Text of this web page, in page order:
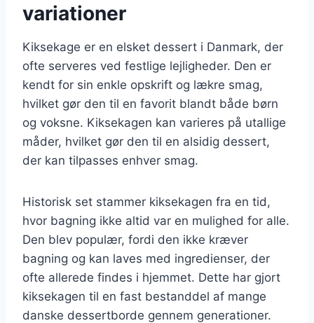
variationer
Kiksekage er en elsket dessert i Danmark, der
ofte serveres ved festlige lejligheder. Den er
kendt for sin enkle opskrift og lækre smag,
hvilket gør den til en favorit blandt både børn
og voksne. Kiksekagen kan varieres på utallige
måder, hvilket gør den til en alsidig dessert,
der kan tilpasses enhver smag.
Historisk set stammer kiksekagen fra en tid,
hvor bagning ikke altid var en mulighed for alle.
Den blev populær, fordi den ikke kræver
bagning og kan laves med ingredienser, der
ofte allerede findes i hjemmet. Dette har gjort
kiksekagen til en fast bestanddel af mange
danske dessertborde gennem generationer.